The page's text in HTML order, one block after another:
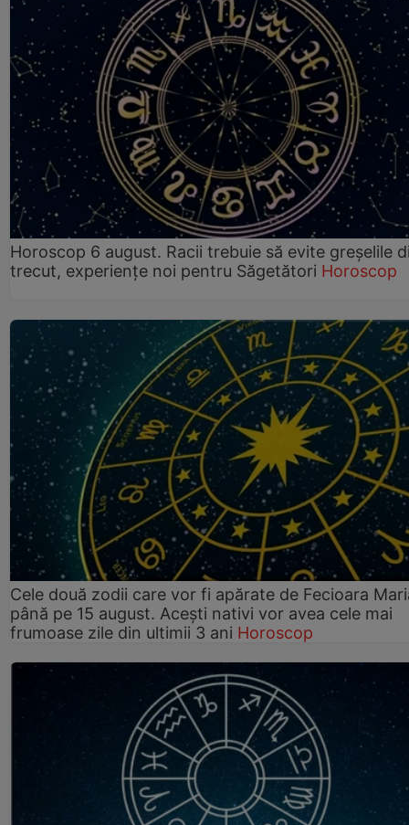
Horoscop 6 august. Racii trebuie să evite greșelile
trecut, experiențe noi pentru Săgetători Horoscop
Cele două zodii care vor fi apărate de Fecioara
până pe 15 august. Acești nativi vor avea cele mai
frumoase zile din ultimii 3 ani Horoscop